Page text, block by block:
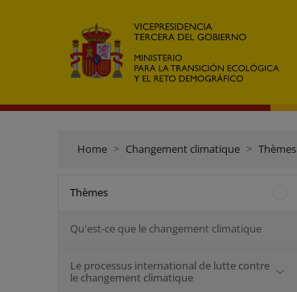
Home Changement climatique Thèmes
Thèmes
Qu'est-ce que le changement climatique
Le processus international de lutte contre
le changement climatique